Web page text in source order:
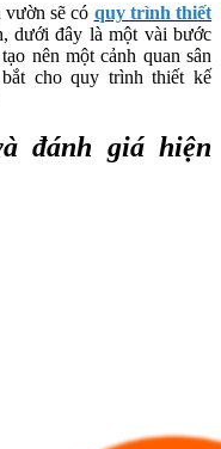
sẽ có quy trình thiết
dưới đây là một vài bước
nên một cảnh quan sân
cho quy trình thiết kế
đánh giá hiện